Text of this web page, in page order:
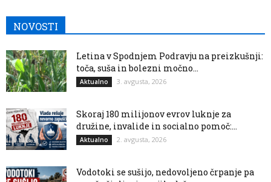
NOVOSTI
Letina v Spodnjem Podravju na preizkušnji:
toča, suša in bolezni močno...
Aktualno 3. avgusta, 2026
Skoraj 180 milijonov evrov luknje za
družine, invalide in socialno pomoč:...
Aktualno 2. avgusta, 2026
Vodotoki se sušijo, nedovoljeno črpanje pa